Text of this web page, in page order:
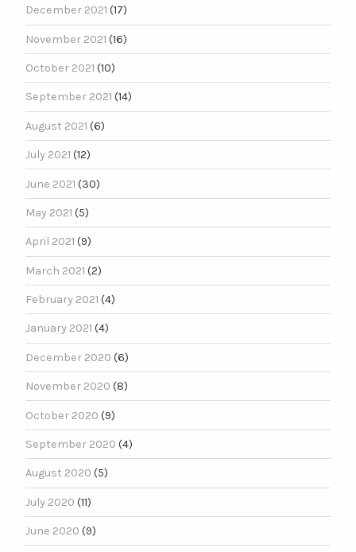
December 2021 (17)
November 2021 (16)
October 2021 (10)
September 2021 (14)
August 2021 (6)
July 2021 (12)
June 2021 (30)
May 2021 (5)
April 2021 (9)
March 2021 (2)
February 2021 (4)
January 2021 (4)
December 2020 (6)
November 2020 (8)
October 2020 (9)
September 2020 (4)
August 2020 (5)
July 2020 (11)
June 2020 (9)